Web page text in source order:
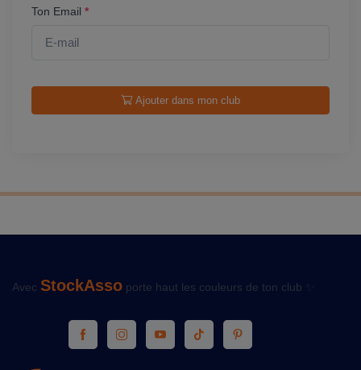
Ton Email *
Ajouter dans mon club
Avec StockAsso porte haut les couleurs de ton club ✨